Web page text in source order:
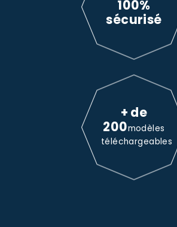
100%
sécurisé
+ de
200modèles
téléchargeables